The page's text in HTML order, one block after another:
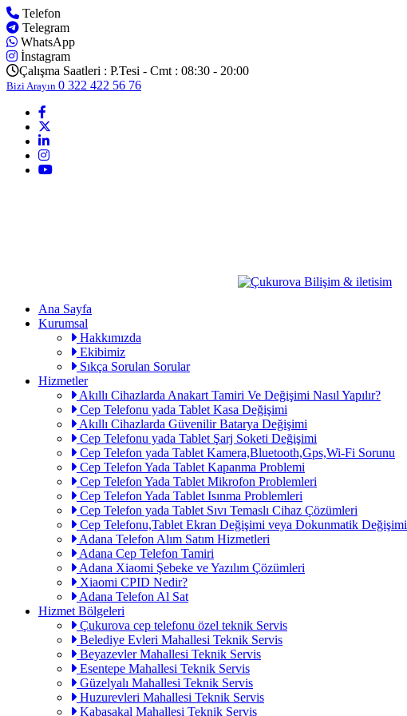
Telefon
Telegram
WhatsApp
İnstagram
Çalışma Saatleri : P.Tesi - Cmt : 08:30 - 20:00
Bizi Arayın 0 322 422 56 76
Ana Sayfa
Kurumsal
Hakkımızda
Ekibimiz
Sıkça Sorulan Sorular
Hizmetler
Akıllı Cihazlarda Anakart Tamiri Ve Değişimi Nasıl Yapılır?
Cep Telefonu yada Tablet Kasa Değişimi
Akıllı Cihazlarda Güvenilir Batarya Değişimi
Cep Telefonu yada Tablet Şarj Soketi Değişimi
Cep Telefon yada Tablet Kamera,Bluetooth,Gps,Wi-Fi Sorunu
Cep Telefon Yada Tablet Kapanma Problemi
Cep Telefon Yada Tablet Mikrofon Problemleri
Cep Telefon Yada Tablet Isınma Problemleri
Cep Telefon yada Tablet Sıvı Temaslı Cihaz Çözümleri
Cep Telefonu,Tablet Ekran Değişimi veya Dokunmatik Değişimi
Adana Telefon Alım Satım Hizmetleri
Adana Cep Telefon Tamiri
Adana Xiaomi Şebeke ve Yazılım Çözümleri
Xiaomi CPID Nedir?
Adana Telefon Al Sat
Hizmet Bölgeleri
Çukurova cep telefonu özel teknik Servis
Belediye Evleri Mahallesi Teknik Servis
Beyazevler Mahallesi Teknik Servis
Esentepe Mahallesi Teknik Servis
Güzelyalı Mahallesi Teknik Servis
Huzurevleri Mahallesi Teknik Servis
Kabasakal Mahallesi Teknik Servis